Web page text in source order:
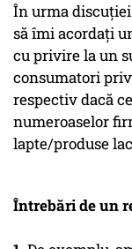
În urma
să îmi acordați
cu privire la un
consumatori
respectiv dacă
numeroaselor
lapte/produse
Întrebări de un